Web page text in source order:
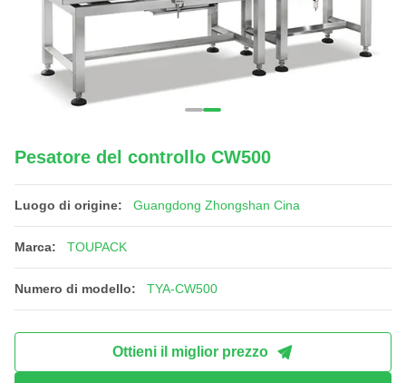
Pesatore del controllo CW500
Luogo di origine: Guangdong Zhongshan Cina
Marca: TOUPACK
Numero di modello: TYA-CW500
Ottieni il miglior prezzo